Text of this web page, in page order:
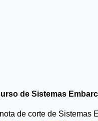
de Sistemas
de corte de Sistemas